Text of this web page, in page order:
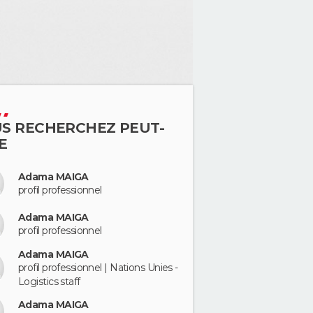
RECHERCHEZ PEUT-
Adama MAIGA
profil professionnel
Adama MAIGA
profil professionnel
Adama MAIGA
profil professionnel | Nations Unies -
Logistics staff
Adama MAIGA